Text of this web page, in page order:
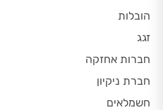
הובלות
זגג
חברות אחזקה
חברת ניקיון
חשמלאים